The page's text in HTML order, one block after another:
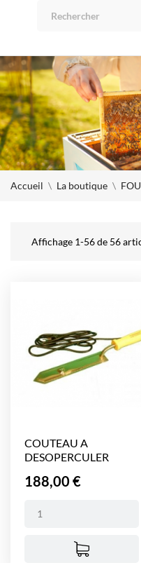
Accueil La boutique
Affichage 1-56 de 56
COUTEAU A
DESOPERCULER
Prix
188,00 €